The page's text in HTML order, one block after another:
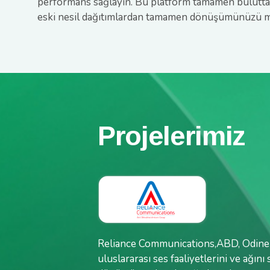
eski nesil dağıtımlardan tamamen dönüşümünüzü
Projelerimiz
Wavecrest, global bir sistem
uzmanı Odine ile iş ortaklığı kurarak,
Projelerimiz
Reliance Communications,ABD,
uluslararası ses faaliyetlerini ve
Projelerimiz
Symbio -önceki adı ile TNZI- ağ
uluslararası toptan satış ses hizmeti